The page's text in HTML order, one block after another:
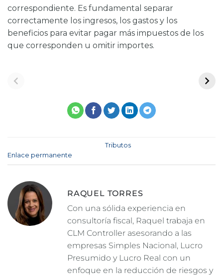
correspondiente. Es fundamental separar
correctamente los ingresos, los gastos y los
beneficios para evitar pagar más impuestos de los
que corresponden u omitir importes.
Tributos
Enlace permanente
RAQUEL TORRES
Con una sólida experiencia en
consultoría fiscal, Raquel trabaja en
CLM Controller asesorando a las
empresas Simples Nacional, Lucro
Presumido y Lucro Real con un
enfoque en la reducción de riesgos y